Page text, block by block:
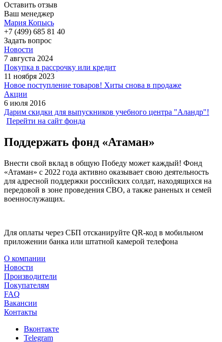
Оставить отзыв
Ваш менеджер
Мария Копысь
+7 (499) 685 81 40
Задать вопрос
Новости
7 августа 2024
Покупка в рассрочку или кредит
11 ноября 2023
Новое поступление товаров! Хиты снова в продаже
Акции
6 июля 2016
Дарим скидки для выпускников учебного центра "Аландр"!
Перейти на сайт фонда
Поддержать фонд «Атаман»
Внести свой вклад в общую Победу может каждый! Фонд
«Атаман» с 2022 года активно оказывает свою деятельность
для адресной поддержки российских солдат, находящихся на
передовой в зоне проведения СВО, а также раненых и семей
военнослужащих.
Для оплаты через СБП отсканируйте QR-код в мобильном
приложении банка или штатной камерой телефона
О компании
Новости
Производители
Покупателям
FAQ
Вакансии
Контакты
Вконтакте
Telegram